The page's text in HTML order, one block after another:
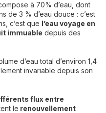
à 70% d’eau, dont
de 3 % d’eau douce : c’est
c’est que l’eau voyage en
immuable depuis des
d’eau total d’environ 1,4
invariable depuis son
flux entre
le renouvellement